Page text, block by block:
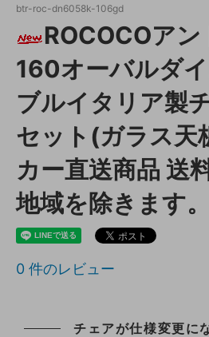
btr-roc-dn6058k-106gd
ROCOCOアン
160オーバルダ
ブルイタリア製
セット(ガラス天
カー直送商品 送
地域を除きます
0 件のレビュー
チェアが仕様変更に